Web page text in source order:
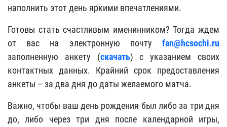
наполнить этот день яркими впечатлениями.
Готовы стать счастливым именинником? Тогда ждем
от вас на электронную почту fan@hcsochi.ru
заполненную анкету (скачать) c указанием своих
контактных данных. Крайний срок предоставления
анкеты – за два дня до даты желаемого матча.
Важно, чтобы ваш день рождения был либо за три дня
до, либо через три дня после календарной игры,